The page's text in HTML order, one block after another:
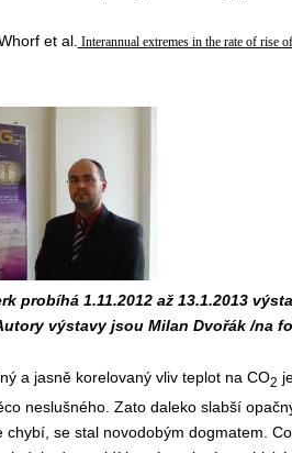
et al. Interannual extremes in the rate of rise
probíhá 1.11.2012 až 13.1.2013
výstavy jsou Milan Dvořák /na
a jasně korelovaný vliv teplot na CO2
neslušného. Zato daleko slabší
chybí, se stal novodobým dogmatem.